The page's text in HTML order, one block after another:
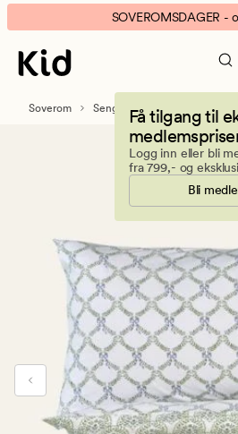
Fresh
Garden
sengesett
multi
banner.
Klikk
ESCAPE
SOVEROMSDAGER -
Få tilgang til
Logg inn eller bli
fra 799,- og
Bli
Soverom Sengetøy Bomull sengesett